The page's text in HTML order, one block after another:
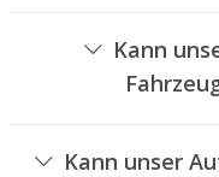
Preisangebote an.
von dreißig Minuten
hängt von der
Unternehmen und
Kann
Kann unser Aufsperrdienst auch Schlösser